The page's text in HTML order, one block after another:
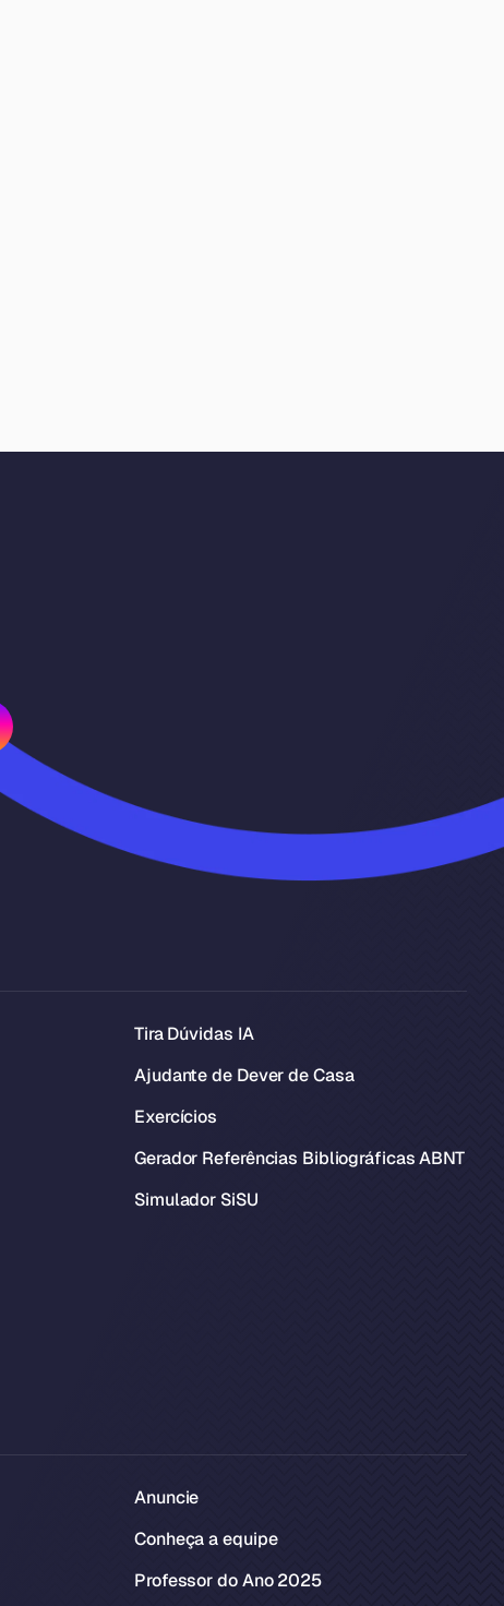
Tira Dúvidas IA
Ajudante de Dever de Casa
Exercícios
Gerador Referências Bibliográficas ABNT
Simulador SiSU
Anuncie
Conheça a equipe
Professor do Ano 2025